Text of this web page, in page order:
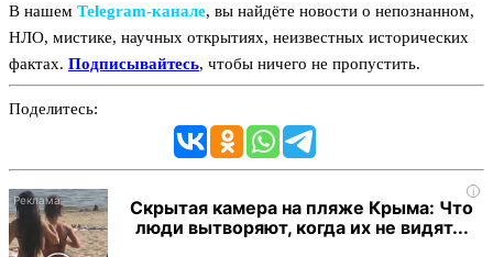
В нашем Telegram‑канале, вы найдёте новости о непознанном,
НЛО, мистике, научных открытиях, неизвестных исторических
фактах. Подписывайтесь, чтобы ничего не пропустить.
Поделитесь:
i
Скрытая камера на пляже Крыма: Что
люди вытворяют, когда их не видят...